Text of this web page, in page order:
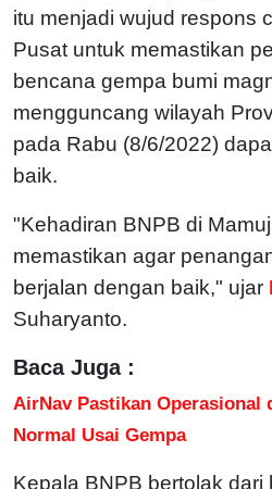
itu menjadi wujud respons
Pusat untuk memastikan
bencana gempa bumi
mengguncang wilayah
pada Rabu (8/6/2022)
baik.
"Kehadiran BNPB di
memastikan agar
berjalan dengan baik," ujar
Suharyanto.
Baca Juga :
AirNav Pastikan Operasional
Normal Usai Gempa
Kepala BNPB bertolak dari